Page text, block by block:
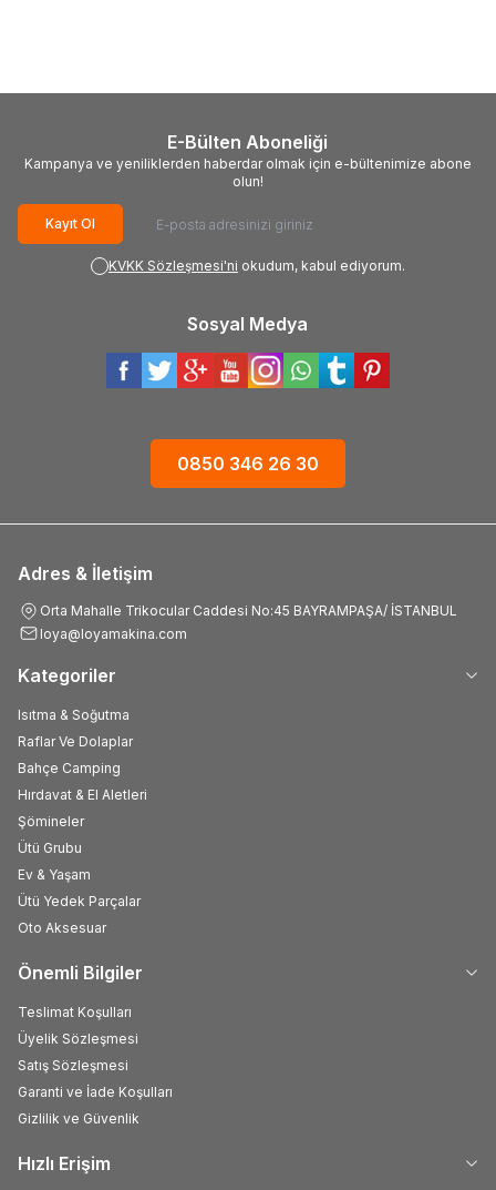
E-Bülten Aboneliği
Kampanya ve yeniliklerden haberdar olmak için e-bültenimize abone
olun!
Kayıt Ol
KVKK Sözleşmesi'ni okudum, kabul ediyorum.
Sosyal Medya
0850 346 26 30
Adres & İletişim
Orta Mahalle Trikocular Caddesi No:45 BAYRAMPAŞA/ İSTANBUL
loya@loyamakina.com
Kategoriler
Isıtma & Soğutma
Raflar Ve Dolaplar
Bahçe Camping
Hırdavat & El Aletleri
Şömineler
Ütü Grubu
Ev & Yaşam
Ütü Yedek Parçalar
Oto Aksesuar
Önemli Bilgiler
Teslimat Koşulları
Üyelik Sözleşmesi
Satış Sözleşmesi
Garanti ve İade Koşulları
Gizlilik ve Güvenlik
Hızlı Erişim